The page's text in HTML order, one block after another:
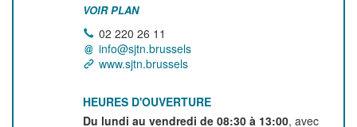
VOIR PLAN
02 220 26 11
info@sjtn.brussels
www.sjtn.brussels
HEURES D'OUVERTURE
Du lundi au vendredi de 08:30 à 13:00, avec